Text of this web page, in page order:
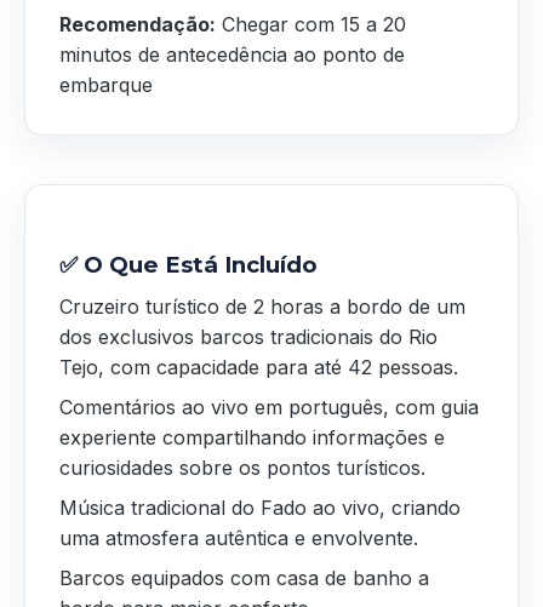
Recomendação: Chegar com 15 a 20
minutos de antecedência ao ponto de
embarque
✅ O Que Está Incluído
Cruzeiro turístico de 2 horas a bordo de um
dos exclusivos barcos tradicionais do Rio
Tejo, com capacidade para até 42 pessoas.
Comentários ao vivo em português, com guia
experiente compartilhando informações e
curiosidades sobre os pontos turísticos.
Música tradicional do Fado ao vivo, criando
uma atmosfera autêntica e envolvente.
Barcos equipados com casa de banho a